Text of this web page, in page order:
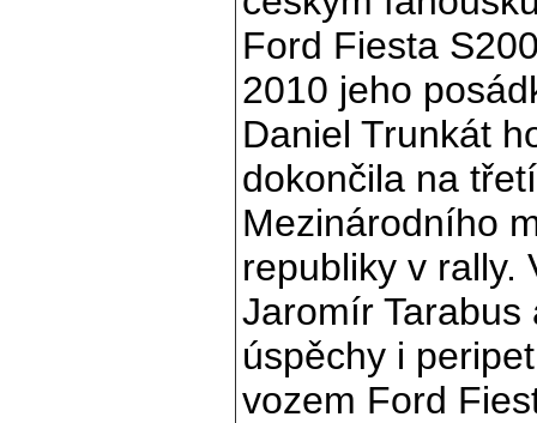
Ford Fiesta
2010 jeho
Daniel Trunkát
dokončila na
Mezinárodního
republiky v rally.
Jaromír Tarabus
úspěchy i
vozem Ford